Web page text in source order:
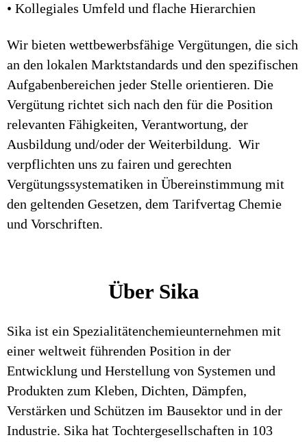
• Kollegiales Umfeld und flache Hierarchien
Wir bieten wettbewerbsfähige Vergütungen, die sich
an den lokalen Marktstandards und den spezifischen
Aufgabenbereichen jeder Stelle orientieren. Die
Vergütung richtet sich nach den für die Position
relevanten Fähigkeiten, Verantwortung, der
Ausbildung und/oder der Weiterbildung. Wir
verpflichten uns zu fairen und gerechten
Vergütungssystematiken in Übereinstimmung mit
den geltenden Gesetzen, dem Tarifvertag Chemie
und Vorschriften.
Über Sika
Sika ist ein Spezialitätenchemieunternehmen mit
einer weltweit führenden Position in der
Entwicklung und Herstellung von Systemen und
Produkten zum Kleben, Dichten, Dämpfen,
Verstärken und Schützen im Bausektor und in der
Industrie. Sika hat Tochtergesellschaften in 103